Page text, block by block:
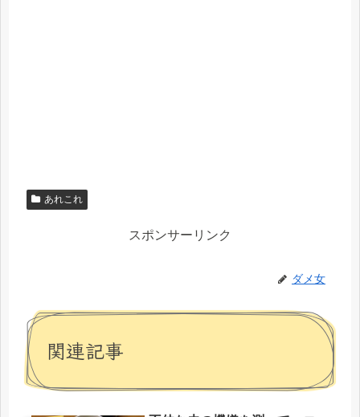
あれこれ
スポンサーリンク
ダメ女
関連記事